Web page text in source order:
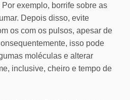
exemplo, borrife sobre as
Depois disso, evite
os com os pulsos, apesar de
isso pode
moléculas e alterar
inclusive, cheiro e tempo de